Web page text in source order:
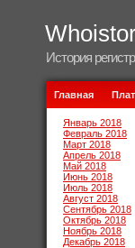
История
Главная
Январь 2018
Февраль 2018
Март 2018
Апрель 2018
Май 2018
Июнь 2018
Июль 2018
Август 2018
Сентябрь 2018
Октябрь 2018
Ноябрь 2018
Декабрь 2018